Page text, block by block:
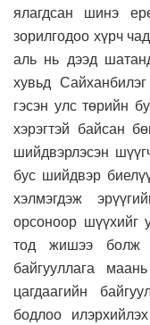
ялагдсан шинэ
зорилгодоо хүрч
аль нь дээд
хувьд
гэсэн улс төрийн
хэрэгтэй байсан
шийдвэрлэсэн
бус шийдвэр
хэлмэгдэж
орсоноор шүүхийг
тод жишээ болж
байгууллага
цагдаагийн
бодлоо